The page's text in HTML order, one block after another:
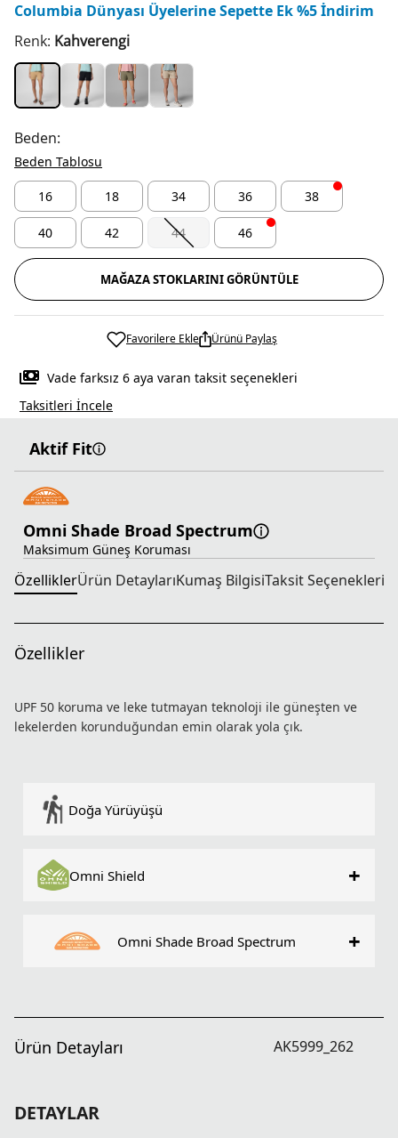
Columbia Dünyası Üyelerine Sepette Ek %5 İndirim
Renk: Kahverengi
Beden:
Beden Tablosu
16 18 34 36 38
40 42 44 46
MAĞAZA STOKLARINI GÖRÜNTÜLE
Favorilere Ekle Ürünü Paylaş
Vade farksız 6 aya varan taksit seçenekleri
Taksitleri İncele
Aktif Fit
Omni Shade Broad Spectrum
Maksimum Güneş Koruması
ÖzelliklerÜrün DetaylarıKumaş BilgisiTaksit Seçenekleri
Özellikler
UPF 50 koruma ve leke tutmayan teknoloji ile güneşten ve
lekelerden korunduğundan emin olarak yola çık.
Doğa Yürüyüşü
Omni Shield +
Omni Shade Broad Spectrum +
Ürün Detayları AK5999_262
DETAYLAR